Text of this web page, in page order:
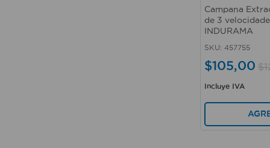
Campana
de 3
INDURAMA
SKU: 457755
$105,00 $
Incluye IVA